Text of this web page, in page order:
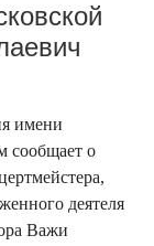
имени
сообщает о
деятеля
Важи